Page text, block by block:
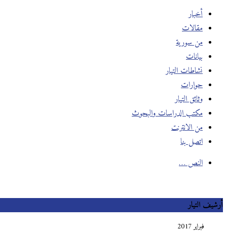
أخبار
مقالات
من سورية
بيانات
نشاطات التيار
حوارات
وثائق التيار
مكتب الدراسات والبحوث
من الانترنت
اتصل بنا
النص …
أرشيف التيار
فبراير 2017